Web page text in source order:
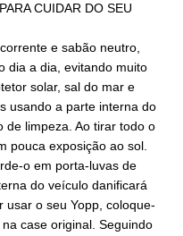
CUIDAR DO SEU
e sabão neutro,
dia a dia, evitando muito
solar, sal do mar e
usando a parte interna do
de limpeza. Ao tirar todo o
pouca exposição ao sol.
o em porta-luvas de
do veículo danificará
o seu Yopp, coloque-
case original. Seguindo